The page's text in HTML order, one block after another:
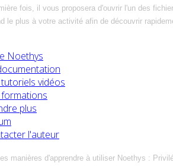
fois, il vous proposera d'ouvrir l'un des
le plus à votre activité afin de découvrir
Noethys
vidéos
formations
plus
l'auteur
manières d'apprendre à utiliser Noethys :